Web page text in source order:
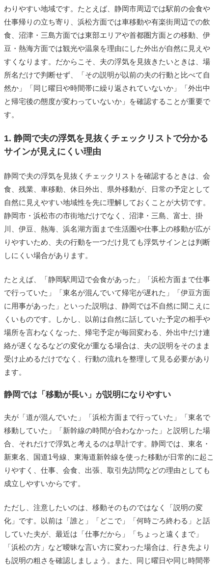
わりやすい地域です。たとえば、静岡市周辺では駅前の会食や
仕事帰りの立ち寄り、浜松方面では車移動や有楽街周辺での飲
食、沼津・三島方面では東部エリアや首都圏方面との移動、伊
豆・熱海方面では観光や温泉を理由にした外出が自然に見えや
すくなります。だからこそ、夫の浮気を見抜きたいときは、場
所名だけで判断せず、「その説明が以前の夫の行動と比べて自
然か」「同じ曜日や時間帯に繰り返されていないか」「外出中
と帰宅後の態度が変わっていないか」を確認することが重要で
す。
1. 静岡で夫の浮気を見抜くチェックリストで分かる
サインが見えにくい理由
静岡で夫の浮気を見抜くチェックリストを確認するときは、会
食、残業、車移動、休日外出、県外移動が、日常の予定として
自然に見えやすい地域性を先に理解しておくことが大切です。
静岡市・浜松市の市街地だけでなく、沼津・三島、富士、掛
川、伊豆、熱海、浜名湖方面まで生活圏や仕事上の移動が広が
りやすいため、夫の行動を一つだけ見ても浮気サインとは判断
しにくい場合があります。
たとえば、「静岡駅周辺で会食があった」「浜松方面まで仕事
で行っていた」「東名が混んでいて帰宅が遅れた」「伊豆方面
に用事があった」といった説明は、静岡では不自然に聞こえに
くいものです。しかし、以前は自然に話していた予定の相手や
場所を言わなくなった、帰宅予定が毎回変わる、外出中だけ連
絡が遅くなるなどの変化が重なる場合は、夫の説明をそのまま
受け止めるだけでなく、行動の流れを整理して見る必要があり
ます。
静岡では「移動が長い」が説明になりやすい
夫が「道が混んでいた」「浜松方面まで行っていた」「東名で
移動していた」「新幹線の時間が合わなかった」と説明した場
合、それだけで浮気と考えるのは早計です。静岡では、東名・
新東名、国道1号線、東海道新幹線を使った移動が日常的に起こ
りやすく、仕事、会食、出張、取引先訪問などの理由としても
成立しやすいからです。
ただし、注意したいのは、移動そのものではなく「説明の変
化」です。以前は「誰と」「どこで」「何時ごろ終わる」と話
していた夫が、最近は「仕事だから」「ちょっと遠くまで」
「浜松の方」など曖昧な言い方に変わった場合は、行き先より
も説明の粗さを確認しましょう。また、同じ曜日や同じ時間帯